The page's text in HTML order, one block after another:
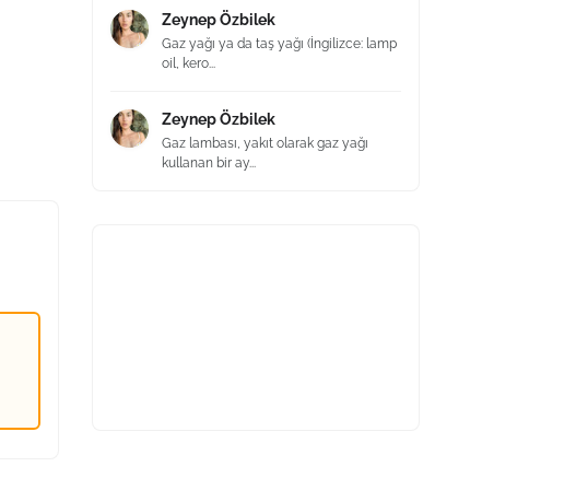
Zeynep Özbilek
Gaz yağı ya da taş yağı (İngilizce: lamp
oil, kero...
Zeynep Özbilek
Gaz lambası, yakıt olarak gaz yağı
kullanan bir ay...